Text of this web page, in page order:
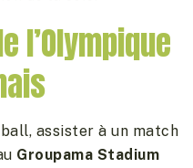
l’Olympique
assister à un match
Groupama Stadium